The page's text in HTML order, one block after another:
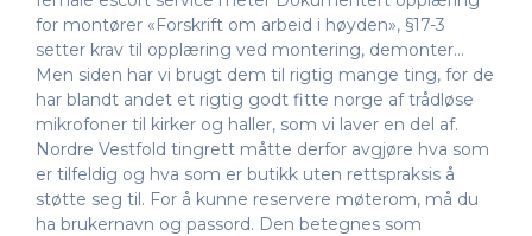
for montører «Forskrift om arbeid i høyden», §17-3
setter krav til opplæring ved montering, demonter…
Men siden har vi brugt dem til rigtig mange ting, for de
har blandt andet et rigtig godt fitte norge af trådløse
mikrofoner til kirker og haller, som vi laver en del af.
Nordre Vestfold tingrett måtte derfor avgjøre hva som
er tilfeldig og hva som er butikk uten rettspraksis å
støtte seg til. For å kunne reservere møterom, må du
ha brukernavn og passord. Den betegnes som